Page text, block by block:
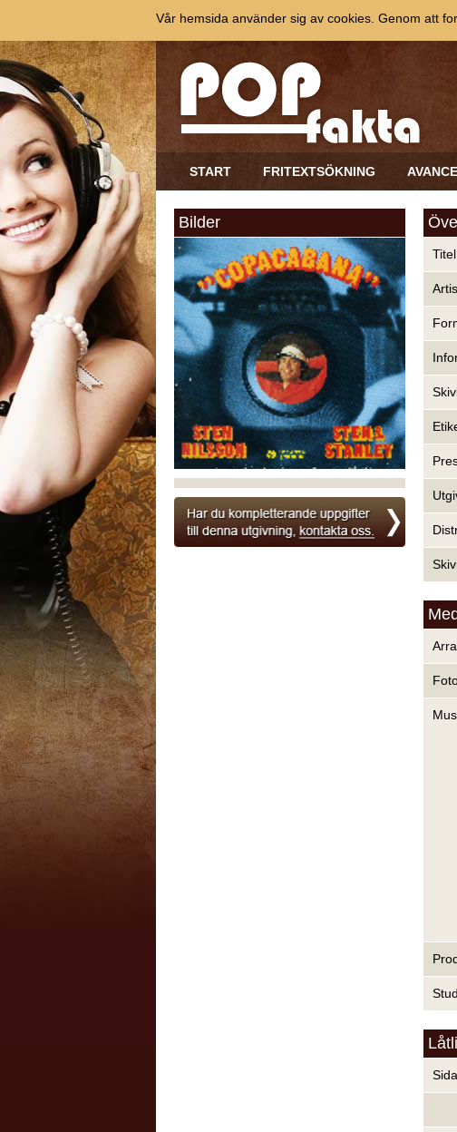
START FRITEXTSÖKNING
Bilder
Vår hemsida använder sig av cookies. Genom att